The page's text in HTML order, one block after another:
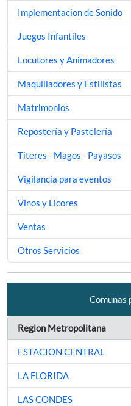
Implementacion de Sonido
Juegos Infantiles
Locutores y Animadores
Maquilladores y Estilistas
Matrimonios
Repostería y Pastelería
Titeres - Magos - Payasos
Vigilancia para eventos
Vinos y Licores
Ventas
Otros Servicios
Comunas
Region Metropolitana
ESTACION CENTRAL
LA FLORIDA
LAS CONDES